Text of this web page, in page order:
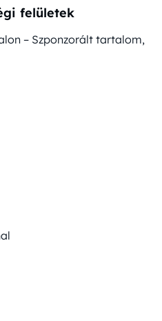
felületek
– Szponzorált tartalom,